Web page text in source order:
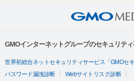
GMOインターネットグループのセキュリテ
世界初総合ネットセキュリティサービス「GMOセキ
パスワード漏洩診断
Webサイトリスク診断